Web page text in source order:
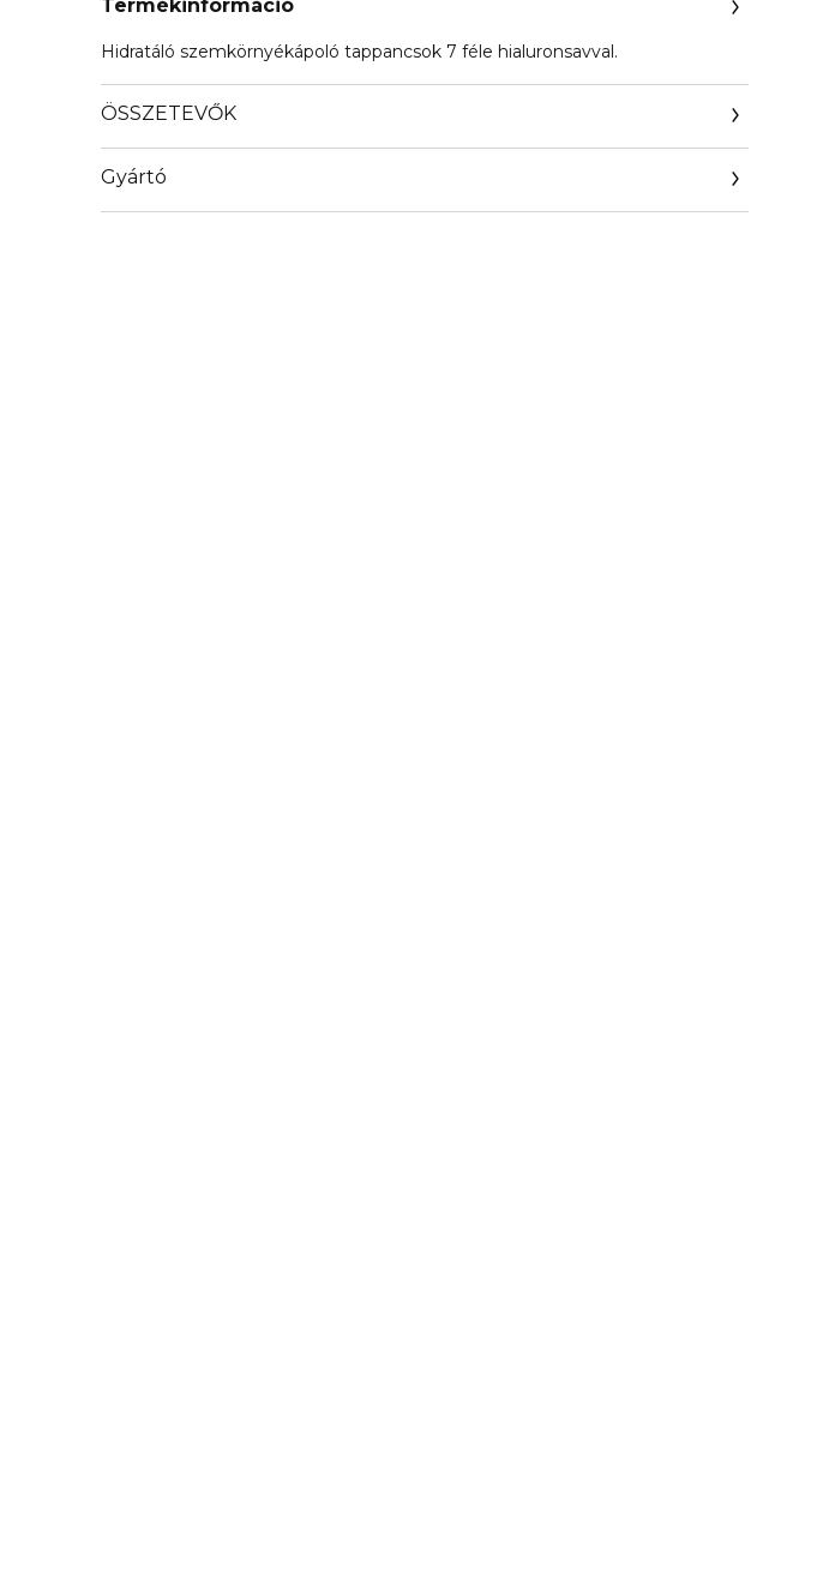
Termékinformáció
Hidratáló szemkörnyékápoló tappancsok 7 féle hialuronsavval.
ÖSSZETEVŐK
Gyártó